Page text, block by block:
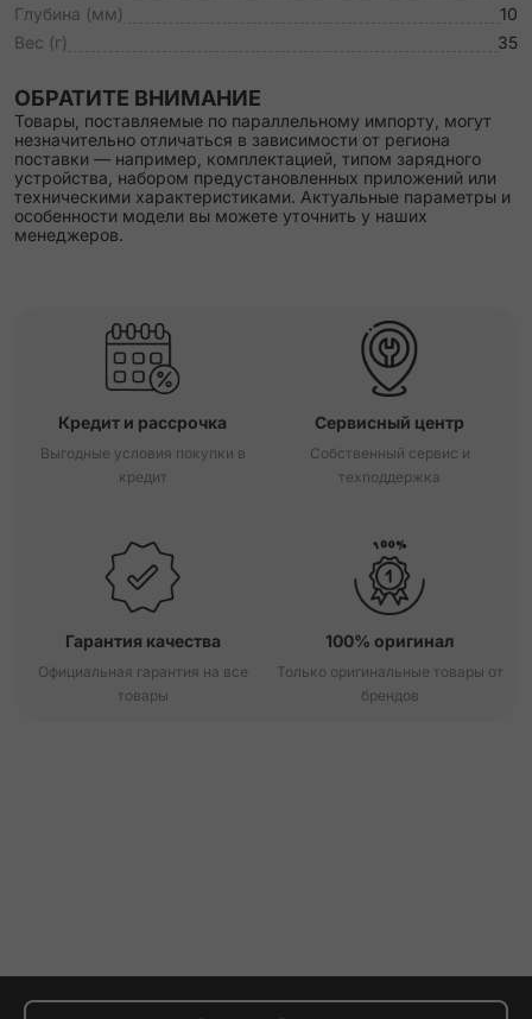
Глубина (мм)
10
Вес (г)
35
ОБРАТИТЕ ВНИМАНИЕ
Товары, поставляемые по параллельному импорту, могут
незначительно отличаться в зависимости от региона
поставки — например, комплектацией, типом зарядного
устройства, набором предустановленных приложений или
техническими характеристиками. Актуальные параметры и
особенности модели вы можете уточнить у наших
менеджеров.
Кредит и рассрочка
Выгодные условия покупки в
кредит
Сервисный центр
Собственный сервис и
техподдержка
Гарантия качества
Официальная гарантия на все
товары
100% оригинал
Только оригинальные товары от
брендов